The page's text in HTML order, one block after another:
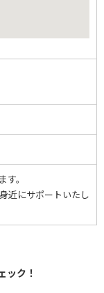
。
近にサポートいたし
ック！